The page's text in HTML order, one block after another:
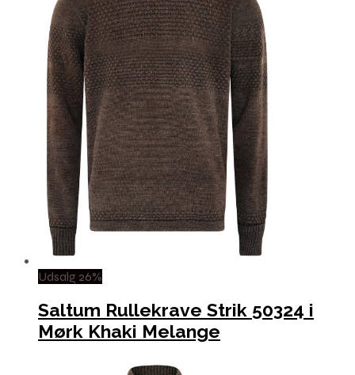
Udsalg 26%
Saltum Rullekrave Strik 50324 i
Mørk Khaki Melange